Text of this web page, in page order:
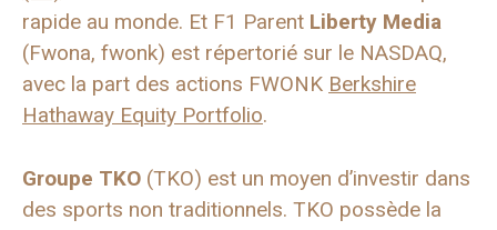
rapide au monde. Et F1 Parent Liberty Media
(Fwona, fwonk) est répertorié sur le NASDAQ,
avec la part des actions FWONK Berkshire
Hathaway Equity Portfolio.
Groupe TKO (TKO) est un moyen d’investir dans
des sports non traditionnels. TKO possède la